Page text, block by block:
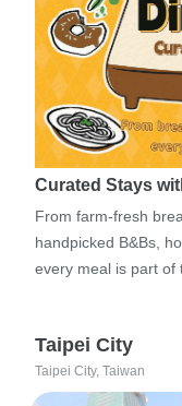
Curated Stays
From farm-fresh
handpicked B&Bs,
every meal is part of
Taipei City
Taipei City, Taiwan